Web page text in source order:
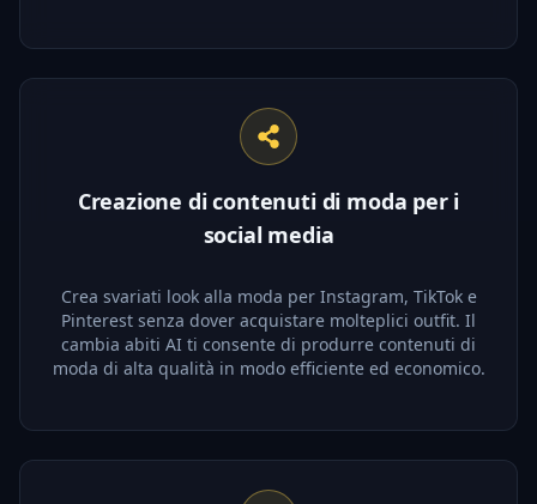
Creazione di contenuti di moda per i
social media
Crea svariati look alla moda per Instagram, TikTok e
Pinterest senza dover acquistare molteplici outfit. Il
cambia abiti AI ti consente di produrre contenuti di
moda di alta qualità in modo efficiente ed economico.